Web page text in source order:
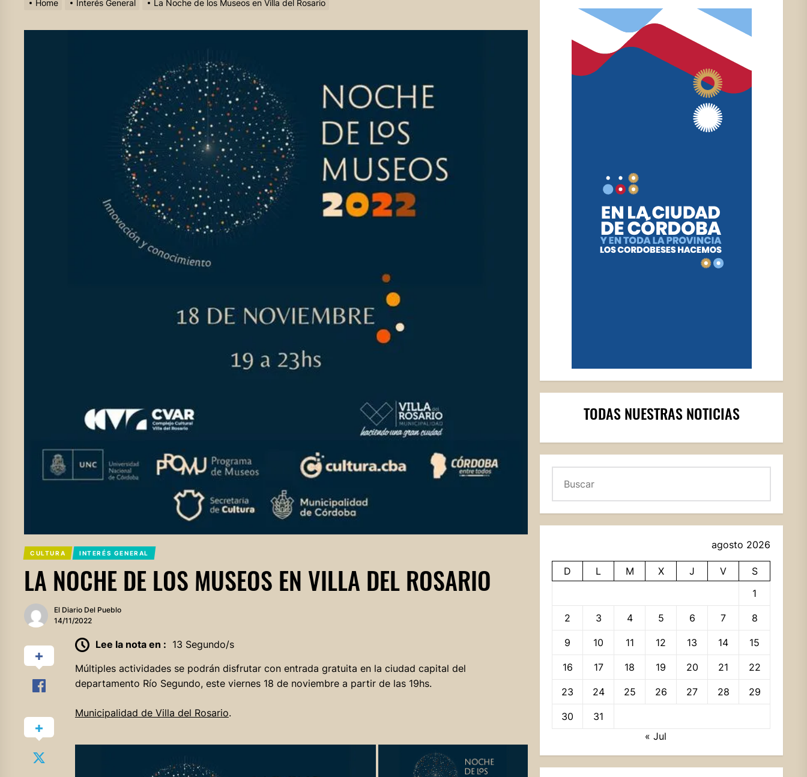
Home Interés General La Noche de los Museos en Villa del Rosario
CULTURA INTERÉS GENERAL
LA NOCHE DE LOS MUSEOS EN VILLA DEL ROSARIO
El Diario Del Pueblo
14/11/2022
Lee la nota en : 13 Segundo/s
Múltiples actividades se podrán disfrutar con entrada gratuita en la ciudad capital del
departamento Río Segundo, este viernes 18 de noviembre a partir de las 19hs.
Municipalidad de Villa del Rosario.
TODAS NUESTRAS NOTICIAS
agosto 2026
D L M X J V
S
1
2 3 4 5 6 7 8
9 10 11 12 13 14 15
16 17 18 19 20 21 22
23 24 25 26 27 28 29
30
31
« Jul